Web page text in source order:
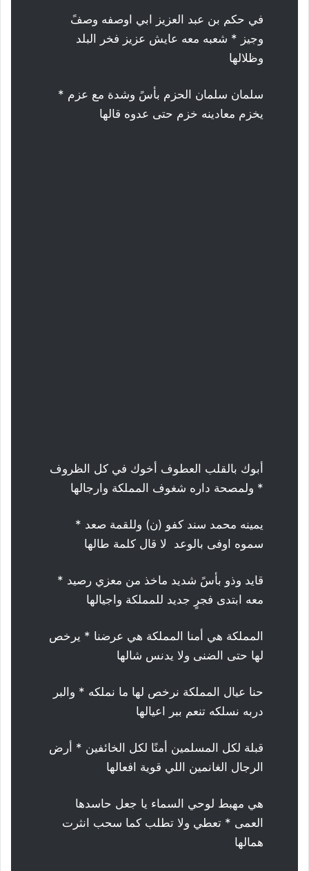
في حكم بن عبد العزيز ابي اوصفه وصفً
وجيز * شعبه معه عايش عزيز فخر البلد
وظلالها
سلمان سلمان الحزم بأسً وشدة مع عزم *
يخزم معادينه خزم حتى عدوه قالها
أبوك بالقلب العطوف أخوك في كل الظروف
* ولمصحة داره شغوف المملكة وارجالها
يمينه محمد سند كفو (ن) وللقمة صعد *
سموه اوفى بالوعد لا قال كلمة طالها
قايد وذو بأسً شديد ماخذ من معزي رصيد *
معه ابتدى فجرٍ جديد للمملكة واجيالها
المملكة هي أمنا المملكة هي عرضنا * يرخص
لها حتى الضنى ولا يدنس شالها
حنا عيال المملكة نرخص لها ما نملكه * والبر
دربه نسلكه تنعم ببر اعيالها
قبلة لكل المسلمين أمنًا لكل الخائفين * أرض
الرجال الغانمين اللي قوية افعالها
هي مهبط لوحي السماء يا جعل حاسدها
العمى * تعطي ولا تطلب كما سحب انثرت
همالها